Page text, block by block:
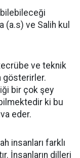
bilebileceği
(a.s) ve Salih kul
ve teknik
gösterirler.
bir çok şey
ki bu
eder.
insanları farklı
İnsanların dilleri